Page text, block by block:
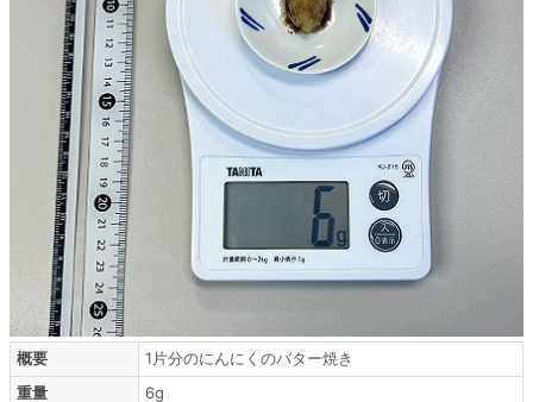
概要
1片分のにんにくのバター焼き
重量
6g